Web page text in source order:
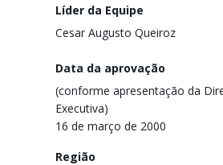
Líder da Equipe
Cesar Augusto Queiroz
Data da aprovação
(conforme apresentação da
Executiva)
16 de março de 2000
Região